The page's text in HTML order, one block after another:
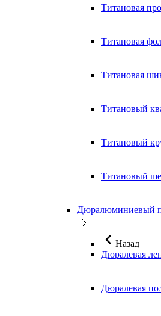
Титановая
Титановая
Титановая
Титановый
Титановый
Титановый
Дюралюминиевый
Назад
Дюралевая
Дюралевая